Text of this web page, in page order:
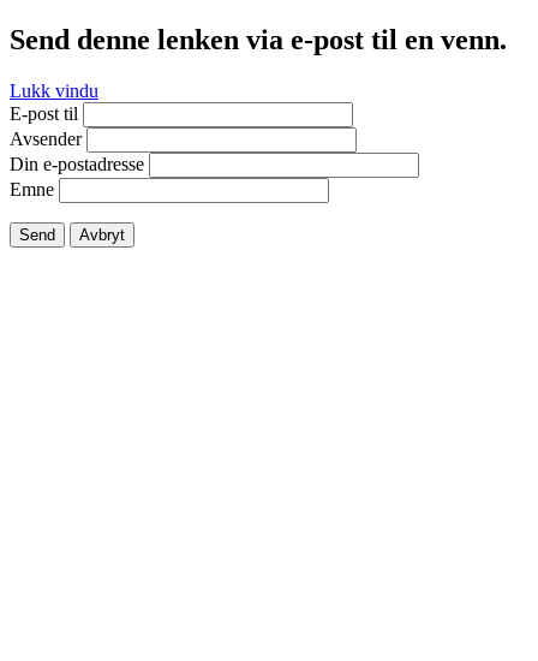
Send denne lenken via e-post til en venn.
Lukk vindu
E-post til
Avsender
Din e-postadresse
Emne
Send Avbryt